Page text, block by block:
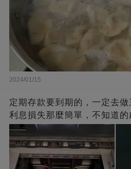
2024/01/15
定期存款要到期的，一定去
利息損失那麼簡單，不知道的